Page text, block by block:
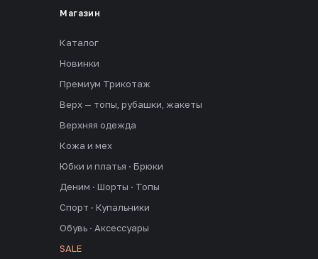
Магазин
Каталог
Новинки
Премиум Трикотаж
Верх — топы, рубашки, жакеты
Верхняя одежда
Кожа и мех
Юбки и платья · Брюки
Деним · Шорты · Топы
Спорт · Купальники
Обувь · Аксессуары
SALE